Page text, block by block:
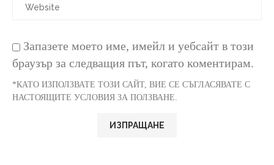
Запазете моето име, имейл и уебсайт в този
браузър за следващия път, когато коментирам.
*КАТО ИЗПОЛЗВАТЕ ТОЗИ САЙТ, ВИЕ СЕ СЪГЛАСЯВАТЕ С
НАСТОЯЩИТЕ УСЛОВИЯ ЗА ПОЛЗВАНЕ.